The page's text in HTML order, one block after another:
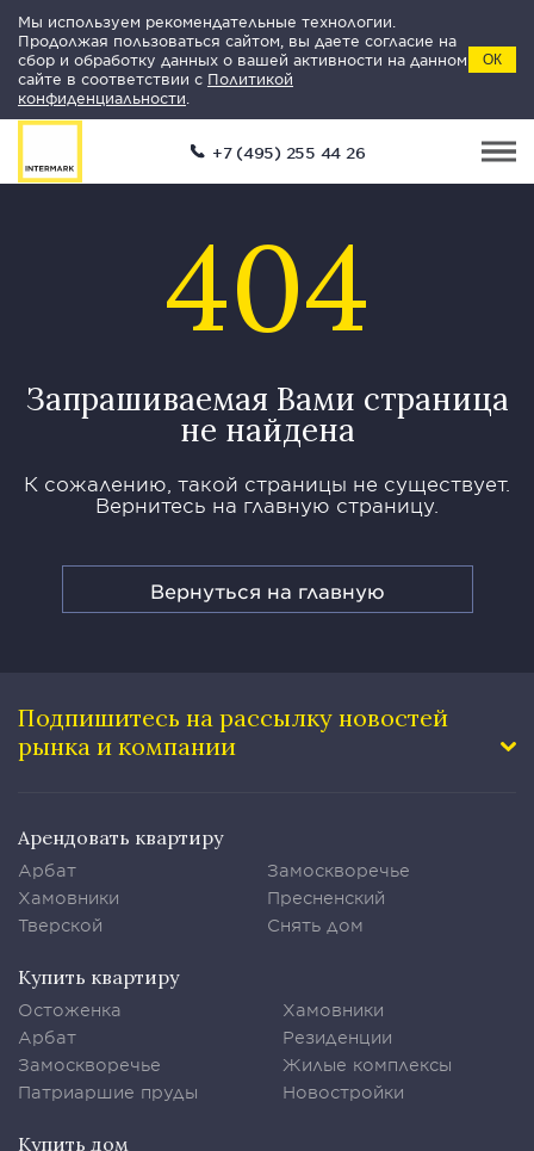
Мы используем рекомендательные технологии.
Продолжая пользоваться сайтом, вы даете согласие на
сбор и обработку данных о вашей активности на данном
сайте в соответствии с Политикой
конфиденциальности
ОК
+7 (495) 255 44 26
404
Запрашиваемая Вами страница
не найдена
К сожалению, такой страницы не существует.
Вернитесь на главную страницу.
Вернуться на главную
Подпишитесь на рассылку новостей
рынка и компании
Арендовать квартиру
Арбат
Хамовники
Тверской
Замоскворечье
Пресненский
Снять дом
Купить квартиру
Остоженка
Арбат
Замоскворечье
Патриаршие пруды
Хамовники
Резиденции
Жилые комплексы
Новостройки
Купить дом